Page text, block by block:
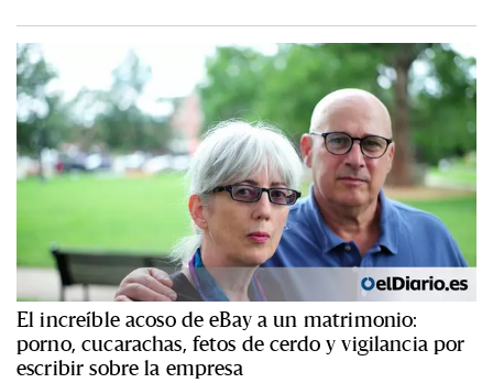
El increíble acoso de eBay a un matrimonio:
porno, cucarachas, fetos de cerdo y vigilancia por
escribir sobre la empresa